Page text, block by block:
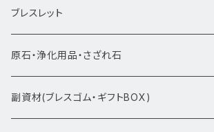
★新入荷1/28~
ブレスレット
ブレスレット1点物
アマビエシリーズ
原石・浄化用品・さざれ石
浄化さざれ石
副資材(ブレスゴム・ギフトBOX)